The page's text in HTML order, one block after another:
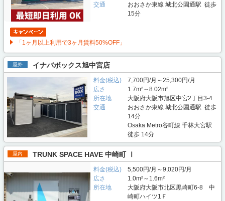
交通
おおさか東線 城北公園通駅 徒歩
15分
「1ヶ月以上利用で3ヶ月賃料50%OFF」
屋外 イナバボックス旭中宮店
料金(税込)
7,700円/月～25,300円/月
広さ
1.7m²～8.02m²
所在地
大阪府大阪市旭区中宮2丁目3-4
交通
おおさか東線 城北公園通駅 徒歩
14分
Osaka Metro谷町線 千林大宮駅
徒歩 14分
屋内 TRUNK SPACE HAVE 中崎町 Ⅰ
料金(税込)
5,500円/月～9,020円/月
広さ
1.0m²～1.6m²
所在地
大阪府大阪市北区黒崎町6-8 中
崎町ハイツ1Ｆ